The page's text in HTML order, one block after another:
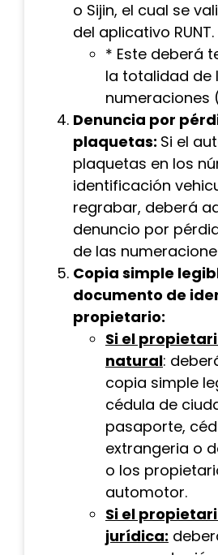
o Sijin, el cual se
del aplicativo RUNT.
* Este deberá
la totalidad de
numeraciones
Denuncia por
plaquetas: Si el
plaquetas en los
identificación
regrabar, deberá
denuncio por
de las
Copia simple
documento de
propietario:
Si el
natural:
copia simple
cédula de
pasaporte,
extrangeria o
o los
automotor.
Si el
jurídica: